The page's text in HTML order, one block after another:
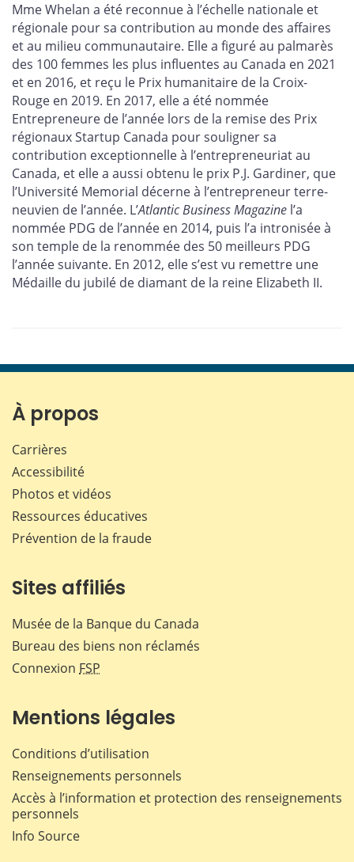
Mme Whelan a été reconnue à l’échelle nationale et
régionale pour sa contribution au monde des affaires
et au milieu communautaire. Elle a figuré au palmarès
des 100 femmes les plus influentes au Canada en 2021
et en 2016, et reçu le Prix humanitaire de la Croix-
Rouge en 2019. En 2017, elle a été nommée
Entrepreneure de l’année lors de la remise des Prix
régionaux Startup Canada pour souligner sa
contribution exceptionnelle à l’entrepreneuriat au
Canada, et elle a aussi obtenu le prix P.J. Gardiner, que
l’Université Memorial décerne à l’entrepreneur terre-
neuvien de l’année. L’Atlantic Business Magazine l’a
nommée PDG de l’année en 2014, puis l’a intronisée à
son temple de la renommée des 50 meilleurs PDG
l’année suivante. En 2012, elle s’est vu remettre une
Médaille du jubilé de diamant de la reine Elizabeth II.
À propos
Carrières
Accessibilité
Photos et vidéos
Ressources éducatives
Prévention de la fraude
Sites affiliés
Musée de la Banque du Canada
Bureau des biens non réclamés
Connexion FSP
Mentions légales
Conditions d’utilisation
Renseignements personnels
Accès à l’information et protection des renseignements
personnels
Info Source